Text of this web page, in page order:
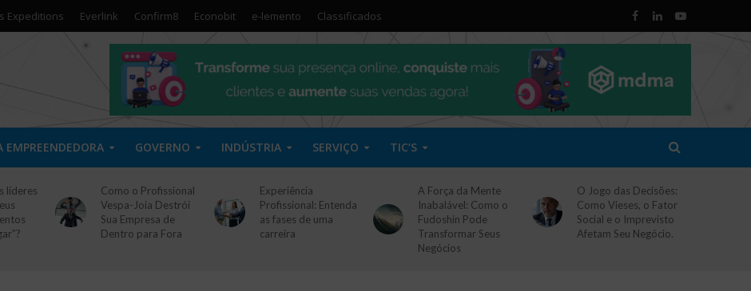
Expeditions Everlink Confirm8 Econobit e-lemento Classificados
EMPREENDEDORA GOVERNO INDÚSTRIA SERVIÇO TIC’S
líderes
Como o Profissional
Vespa-Joia Destrói
Sua Empresa de
Dentro para Fora
Experiência
Profissional: Entenda
as fases de uma
carreira
A Força da Mente
Inabalável: Como o
Fudoshin Pode
Transformar Seus
Negócios
O Jogo das Decisões:
Como Vieses, o Fator
Social e o Imprevisto
Afetam Seu Negócio.